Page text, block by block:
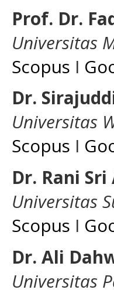
Prof. Dr.
Universitas
Scopus I
Dr.
Universitas
Scopus I
Dr. Rani
Universitas
Scopus I
Dr. Ali
Universitas